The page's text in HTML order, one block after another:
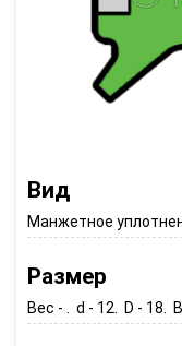
Вид
Манжетное
Размер
Вес - . d - 12. D - 18.